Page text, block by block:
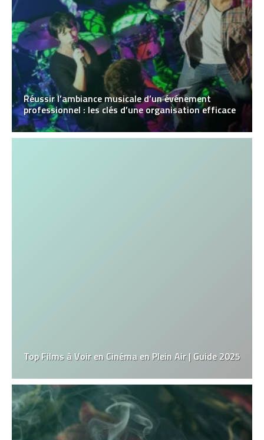
Réussir l’ambiance musicale d’un événement
professionnel : les clés d’une organisation efficace
Top Films à Voir en Cinéma en Plein Air | Guide 2025